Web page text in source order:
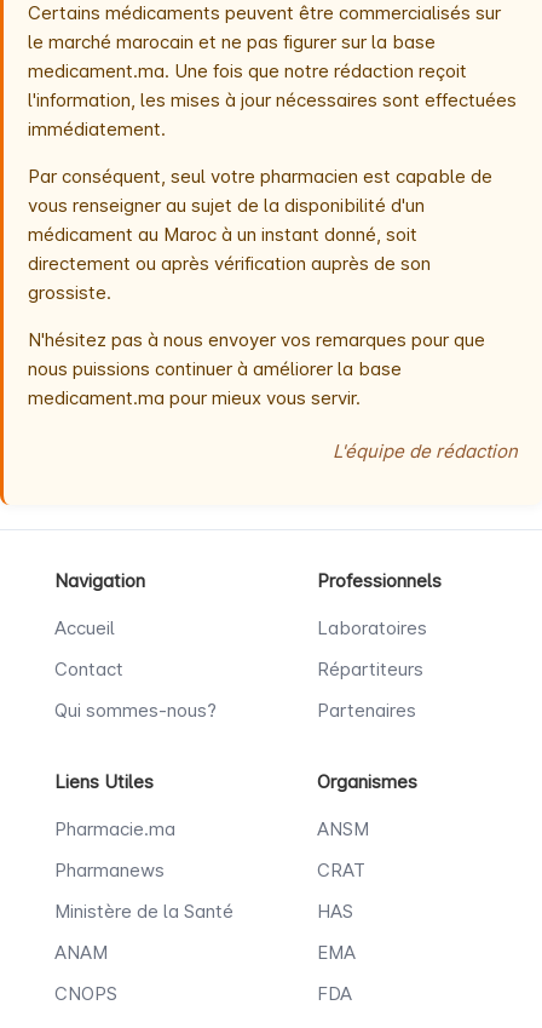
Certains médicaments peuvent être commercialisés sur
le marché marocain et ne pas figurer sur la base
medicament.ma. Une fois que notre rédaction reçoit
l'information, les mises à jour nécessaires sont effectuées
immédiatement.
Par conséquent, seul votre pharmacien est capable de
vous renseigner au sujet de la disponibilité d'un
médicament au Maroc à un instant donné, soit
directement ou après vérification auprès de son
grossiste.
N'hésitez pas à nous envoyer vos remarques pour que
nous puissions continuer à améliorer la base
medicament.ma pour mieux vous servir.
L'équipe de rédaction
Navigation
Accueil
Contact
Qui sommes-nous?
Professionnels
Laboratoires
Répartiteurs
Partenaires
Liens Utiles
Pharmacie.ma
Pharmanews
Ministère de la Santé
ANAM
CNOPS
Organismes
ANSM
CRAT
HAS
EMA
FDA